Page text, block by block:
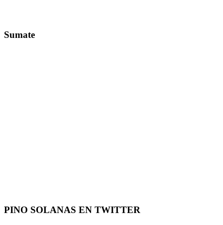
Sumate
PINO SOLANAS EN TWITTER